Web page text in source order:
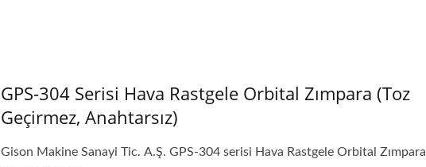
GPS-304 Serisi Hava Rastgele Orbital Zımpara (Toz
Geçirmez, Anahtarsız)
Gison Makine Sanayi Tic. A.Ş. GPS-304 serisi Hava Rastgele Orbital Zımpara